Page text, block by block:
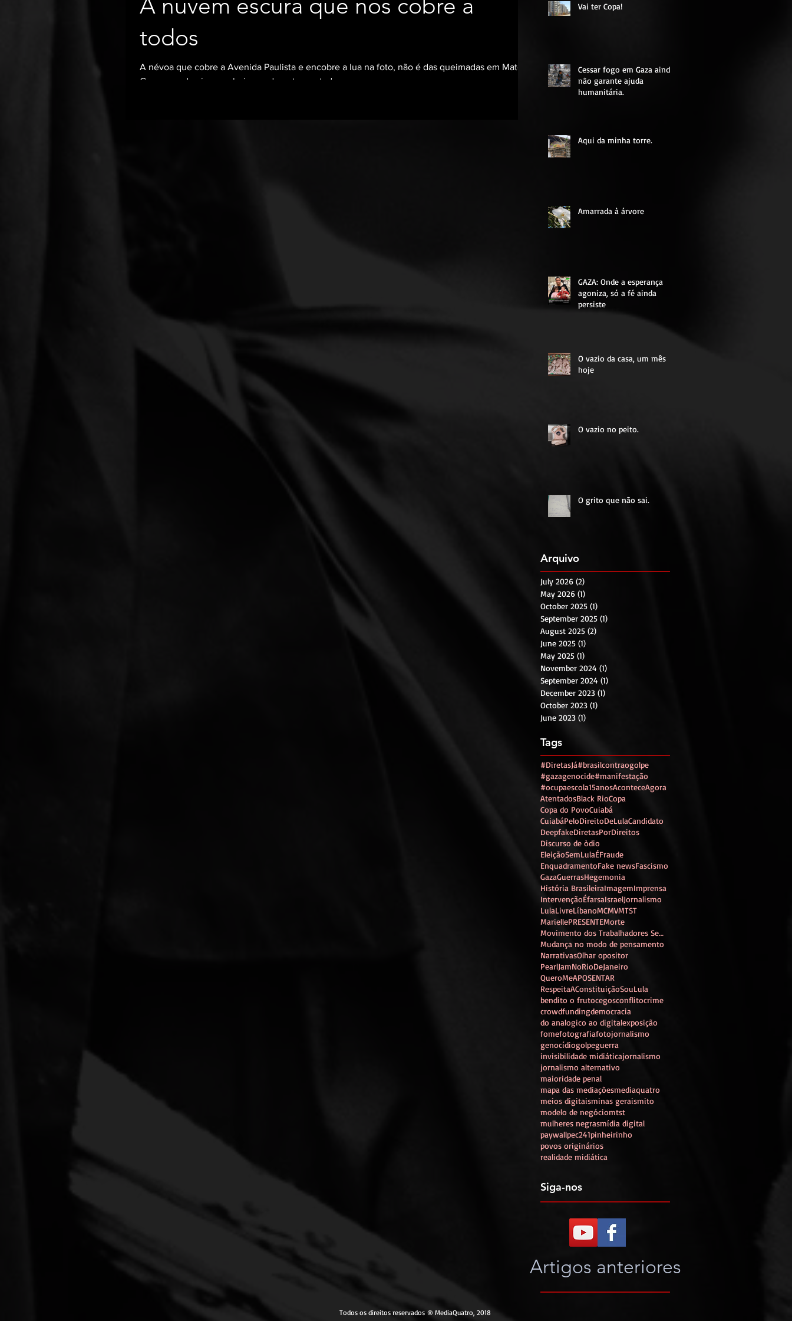
A nuvem escura que nos cobre a
todos
A névoa que cobre a Avenida Paulista e encobre a lua na foto, não é das queimadas em Mato
Grosso, onde vivemos hoje, ou de outros estados...
Vai ter Copa!
Cessar fogo em Gaza ainda
não garante ajuda
humanitária.
Aqui da minha torre.
Amarrada à árvore
GAZA: Onde a esperança
agoniza, só a fé ainda
persiste
O vazio da casa, um mês
hoje
O vazio no peito.
O grito que não sai.
Arquivo
July 2026 (2)
May 2026 (1)
October 2025 (1)
September 2025 (1)
August 2025 (2)
June 2025 (1)
May 2025 (1)
November 2024 (1)
September 2024 (1)
December 2023 (1)
October 2023 (1)
June 2023 (1)
Tags
#DiretasJá#brasilcontraogolpe
#gazagenocide#manifestação
#ocupaescola15anosAconteceAgora
AtentadosBlack RioCopa
Copa do PovoCuiabá
CuiabáPeloDireitoDeLulaCandidato
DeepfakeDiretasPorDireitos
Discurso de òdio
EleiçãoSemLulaÉFraude
EnquadramentoFake newsFascismo
GazaGuerrasHegemonia
História BrasileiraImagemImprensa
IntervençãoÉfarsaIsraelJornalismo
LulaLivreLíbanoMCMVMTST
MariellePRESENTEMorte
Movimento dos Trabalhadores Sem Teto
Mudança no modo de pensamento
NarrativasOlhar opositor
PearlJamNoRioDeJaneiro
QueroMeAPOSENTAR
RespeitaAConstituiçãoSouLula
bendito o frutocegosconflitocrime
crowdfundingdemocracia
do analogico ao digitalexposição
fomefotografiafotojornalismo
genocídiogolpeguerra
invisibilidade midiáticajornalismo
jornalismo alternativo
maioridade penal
mapa das mediaçõesmediaquatro
meios digitaisminas geraismito
modelo de negóciomtst
mulheres negrasmídia digital
paywallpec241pinheirinho
povos originários
realidade midiática
Siga-nos
Artigos anteriores
Todos os direitos reservados ® MediaQuatro, 2018